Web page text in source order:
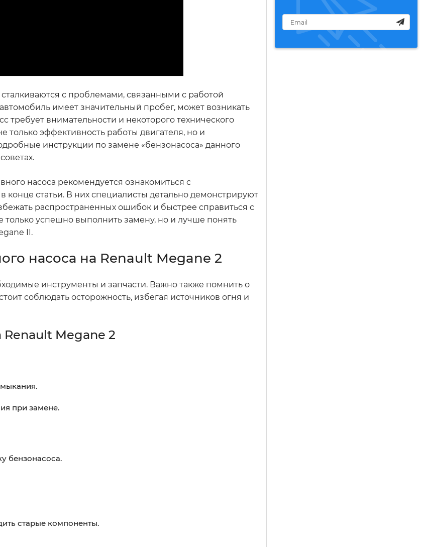
с проблемами, связанными с работой
имеет значительный пробег, может возникать
требует внимательности и некоторого технического
только эффективность работы двигателя, но и
инструкции по замене «бензонасоса» данного
насоса рекомендуется ознакомиться с
статьи. В них специалисты детально демонстрируют
распространенных ошибок и быстрее справиться с
успешно выполнить замену, но и лучше понять
II.
насоса на Renault Megane 2
инструменты и запчасти. Важно также помнить о
соблюдать осторожность, избегая источников огня и
Renault Megane 2
при замене.
бензонасоса.
старые компоненты.